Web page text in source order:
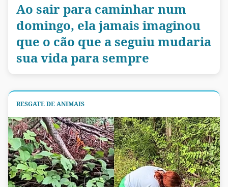
Ao sair para caminhar num
domingo, ela jamais imaginou
que o cão que a seguiu mudaria
sua vida para sempre
RESGATE DE ANIMAIS